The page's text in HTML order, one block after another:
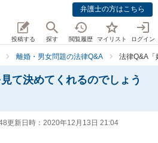
弁護士の方はこちら
投稿する 探す 閲覧履歴 マイリスト ログイン
離婚・男女問題の法律Q&A 法律Q&A
て決めてくれるのでしょう
更新日時： 2020年12月13日 21:04